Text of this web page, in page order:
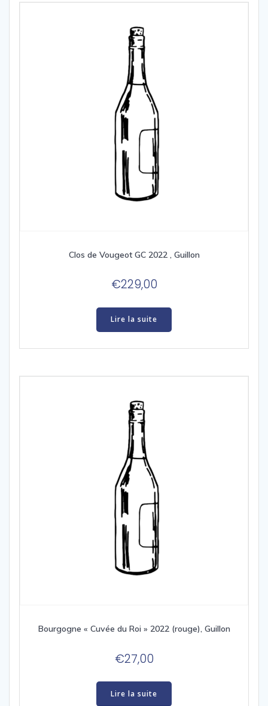
Clos de Vougeot GC 2022 , Guillon
€229,00
Lire la suite
Bourgogne « Cuvée du Roi » 2022 (rouge), Guillon
€27,00
Lire la suite